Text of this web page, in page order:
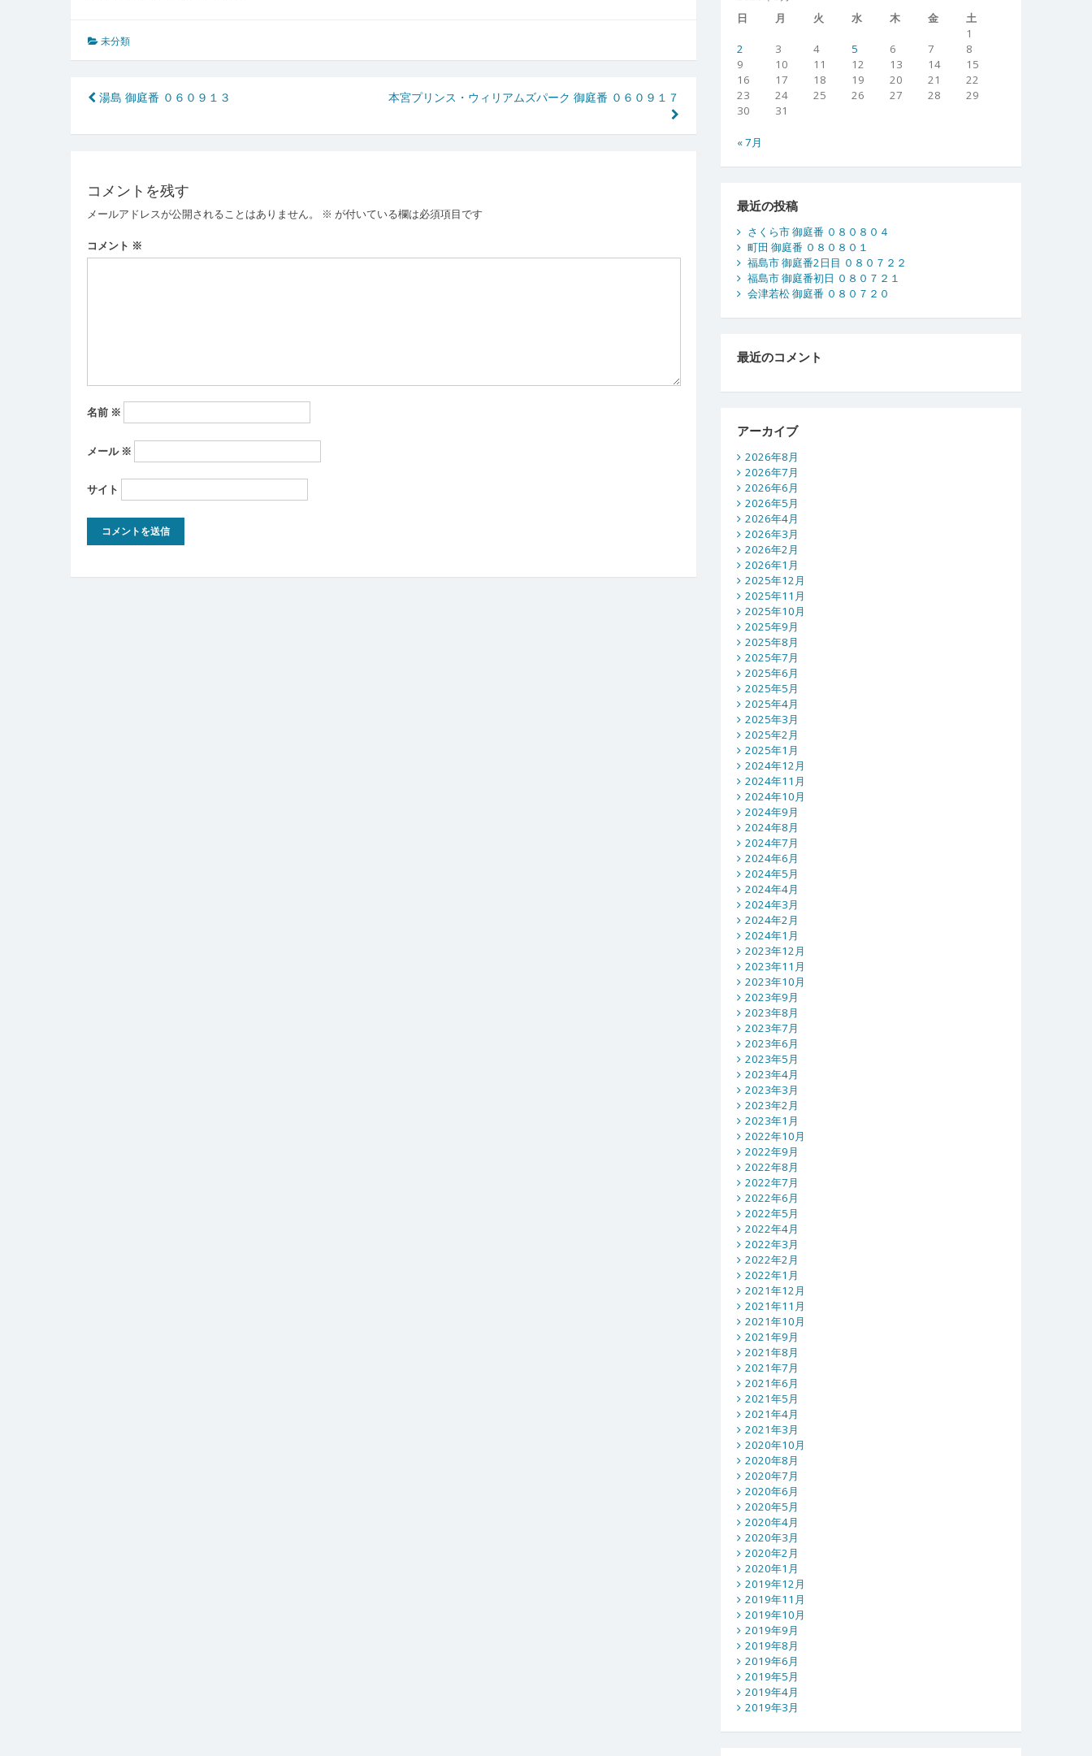
未分類
投
稿
ビ
ゲ
ー
シ
湯島 御庭番 ０６０９１３ 本宮プリンス・ウィリアムズパーク 御庭番 ０６０９１７
コメントを残す
メールアドレスが公開されることはありません。 ※ が付いている欄は必須項目です
コメント ※
名前 ※
メール ※
サイト
日
月 火 水 木 金
土
1
2
3 4 5 6 7
8
9
10 11 12 13 14
15
16
17 18 19 20 21
22
23
24 25 26 27 28
29
30
31
« 7月
最近の投稿
さくら市 御庭番 ０８０８０４
町田 御庭番 ０８０８０１
福島市 御庭番2日目 ０８０７２２
福島市 御庭番初日 ０８０７２１
会津若松 御庭番 ０８０７２０
最近のコメント
アーカイブ
2026年8月
2026年7月
2026年6月
2026年5月
2026年4月
2026年3月
2026年2月
2026年1月
2025年12月
2025年11月
2025年10月
2025年9月
2025年8月
2025年7月
2025年6月
2025年5月
2025年4月
2025年3月
2025年2月
2025年1月
2024年12月
2024年11月
2024年10月
2024年9月
2024年8月
2024年7月
2024年6月
2024年5月
2024年4月
2024年3月
2024年2月
2024年1月
2023年12月
2023年11月
2023年10月
2023年9月
2023年8月
2023年7月
2023年6月
2023年5月
2023年4月
2023年3月
2023年2月
2023年1月
2022年10月
2022年9月
2022年8月
2022年7月
2022年6月
2022年5月
2022年4月
2022年3月
2022年2月
2022年1月
2021年12月
2021年11月
2021年10月
2021年9月
2021年8月
2021年7月
2021年6月
2021年5月
2021年4月
2021年3月
2020年10月
2020年8月
2020年7月
2020年6月
2020年5月
2020年4月
2020年3月
2020年2月
2020年1月
2019年12月
2019年11月
2019年10月
2019年9月
2019年8月
2019年6月
2019年5月
2019年4月
2019年3月